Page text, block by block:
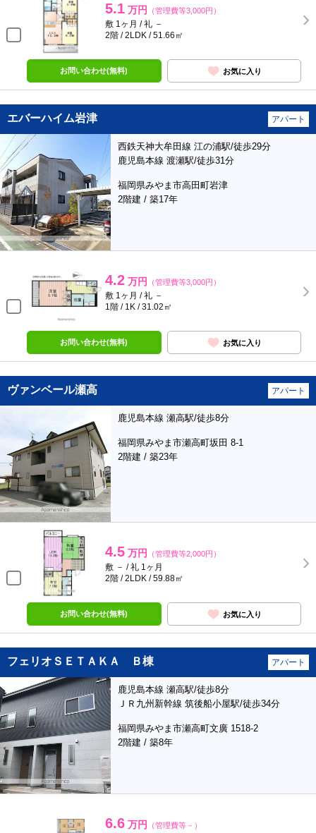
5.1 万円 （管理費等3,000円）
敷 1ヶ月 / 礼 －
2階 / 2LDK / 51.66㎡
お問い合わせ(無料) お気に入り
エバーハイム岩津 アパート
西鉄天神大牟田線 江の浦駅/徒歩29分
鹿児島本線 渡瀬駅/徒歩31分
福岡県みやま市高田町岩津
2階建 / 築17年
4.2 万円 （管理費等3,000円）
敷 1ヶ月 / 礼 －
1階 / 1K / 31.02㎡
お問い合わせ(無料) お気に入り
ヴァンベール瀬高 アパート
鹿児島本線 瀬高駅/徒歩8分
福岡県みやま市瀬高町坂田 8-1
2階建 / 築23年
4.5 万円 （管理費等2,000円）
敷 － / 礼 1ヶ月
2階 / 2LDK / 59.88㎡
お問い合わせ(無料) お気に入り
フェリオＳＥＴＡＫＡ Ｂ棟 アパート
鹿児島本線 瀬高駅/徒歩8分
ＪＲ九州新幹線 筑後船小屋駅/徒歩34分
福岡県みやま市瀬高町文廣 1518-2
2階建 / 築8年
6.6 万円 （管理費等－）